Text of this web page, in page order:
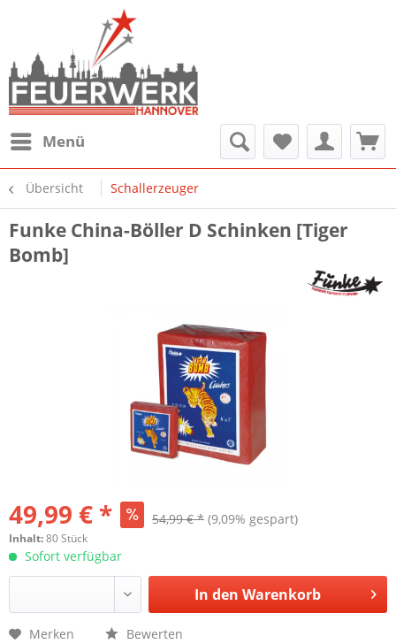
Menü
Übersicht Schallerzeuger
Funke China-Böller D Schinken [Tiger
Bomb]
49,99 € * 54,99 € * (9,09% gespart)
Inhalt:80 Stück
Sofort verfügbar
In den Warenkorb
Merken Bewerten